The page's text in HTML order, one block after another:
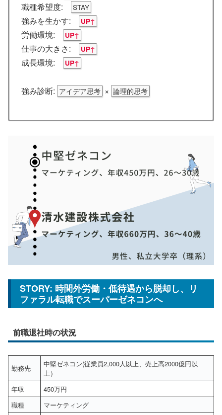
職種希望度: STAY
強みを生かす: UP↑
労働環境: UP↑
仕事の大きさ: UP↑
成長環境: UP↑
強み診断: アイデア思考 × 論理的思考
STORY: 時間外労働・低待遇から脱却し、リ
ファラル転職でスーパーゼネコンへ
前職退社時の状況
勤務先
中堅ゼネコン(従業員2,000人以上、売上高2000億円以
上）
年収
450万円
職種
マーケティング